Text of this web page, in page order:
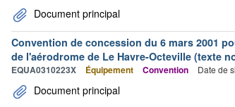
Document principal
Convention de concession du 6 mars 2001
de l'aérodrome de Le Havre-Octeville (texte
EQUA0310223X Équipement Convention Date de
Document principal